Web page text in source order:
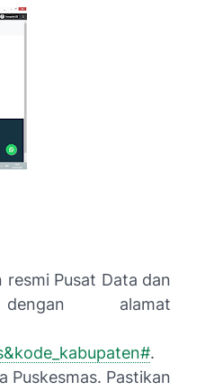
resmi Pusat Data dan
alamat
.
Puskesmas. Pastikan